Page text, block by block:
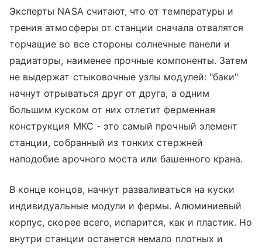
Эксперты NASA считают, что от температуры и
трения атмосферы от станции сначала отвалятся
торчащие во все стороны солнечные панели и
радиаторы, наименее прочные компоненты. Затем
не выдержат стыковочные узлы модулей: "баки"
начнут отрываться друг от друга, а одним
большим куском от них отлетит ферменная
конструкция МКС - это самый прочный элемент
станции, собранный из тонких стержней
наподобие арочного моста или башенного крана.
В конце концов, начнут разваливаться на куски
индивидуальные модули и фермы. Алюминиевый
корпус, скорее всего, испарится, как и пластик. Но
внутри станции останется немало плотных и